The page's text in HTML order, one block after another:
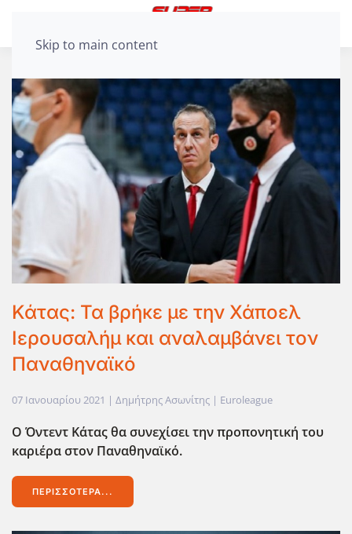
Skip to main content
Κάτας: Τα βρήκε με την Χάποελ
Ιερουσαλήμ και αναλαμβάνει τον
Παναθηναϊκό
07 Ιανουαρίου 2021 | Δημήτρης Ασωνίτης | Euroleague
Ο Όντεντ Κάτας θα συνεχίσει την προπονητική του
καριέρα στον Παναθηναϊκό.
ΠΕΡΙΣΣΌΤΕΡΑ...